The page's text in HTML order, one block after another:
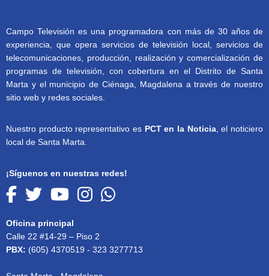
Campo Televisión es una programadora con más de 30 años de
experiencia, que opera servicios de televisión local, servicios de
telecomunicaciones, producción, realización y comercialización de
programas de televisión, con cobertura en el Distrito de Santa
Marta y el municipio de Ciénaga, Magdalena a través de nuestro
sitio web y redes sociales.
Nuestro producto representativo es PCT en la Noticia, el noticiero
local de Santa Marta.
¡Síguenos en nuestras redes!
Oficina principal
Calle 22 #14-29 – Piso 2
PBX: (605) 4370519 - 323 3277713